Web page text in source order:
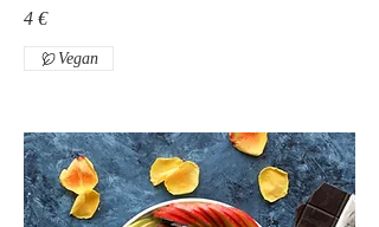
4 €
Vegan